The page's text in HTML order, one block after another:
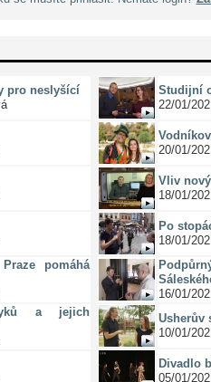
pro neslyšící
pomáhá
a jejich
Studijní
22/01/
20/01/
Vliv
18/01/
Po
18/01/
16/01/
Usherův
10/01/
Divadlo
05/01/